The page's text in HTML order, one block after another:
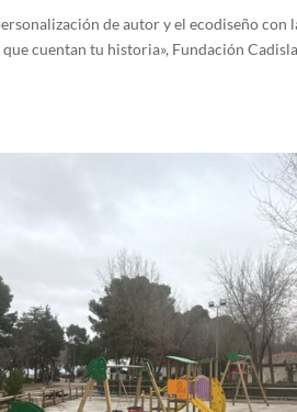
de autor y el ecodiseño con
cuentan tu historia», Fundación